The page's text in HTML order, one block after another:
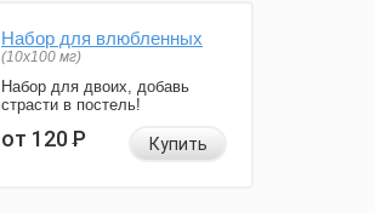
Набор для влюбленных
(10х100 мг)
Набор для двоих, добавь
страсти в постель!
от 120Р Купить